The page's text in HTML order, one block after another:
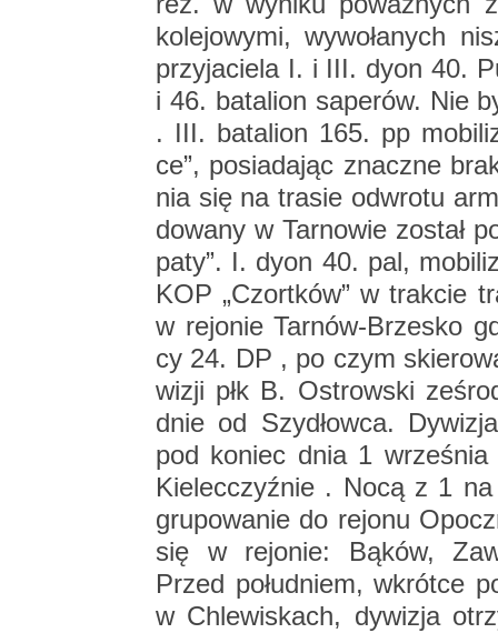
ko­le­jo­wy­mi, wy­wo­ła­nych
przy­ja­cie­la I. i III. dyon 40.
i 46. ba­ta­lion sa­pe­rów. Nie
. III. ba­ta­lion 165. pp
ce”, po­sia­da­jąc znacz­ne
nia się na tra­sie od­wro­tu
do­wa­ny w Tar­no­wie zo­stał
pa­ty”. I. dyon 40. pal,
KOP „Czort­ków” w trak­cie
w re­jo­nie Tar­nów-Brze­sko
cy 24. DP , po czym
wi­zji płk B. Ostrow­ski
dnie od Szy­dłow­ca.
pod ko­niec dnia 1 wrze­śnia
Kie­lec­czyź­nie . Nocą z 1
gru­po­wa­nie do re­jo­nu
się w re­jo­nie: Bąków,
Przed po­łu­dniem, wkrót­ce
w Chle­wi­skach, dy­wi­zja